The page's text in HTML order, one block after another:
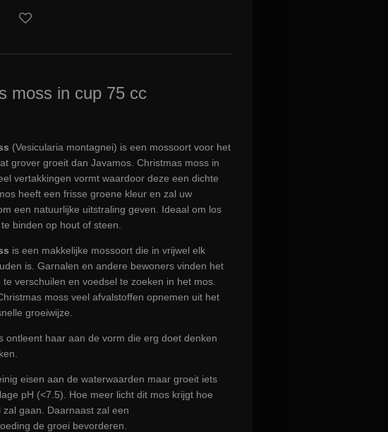
moss in cup 75 cc
(Vesicularia montagnei) is een mossoort voor het
grover groeit dan Javamos. Christmas moss in
vertakkingen vormt waardoor deze een dichte
heeft een frisse groene kleur en zal uw
een natuurlijke uitstraling geven. Ideaal om los
binden op hout of steen.
is een makkelijke mossoort die in vrijwel elk
is. Garnalen en andere bewoners vinden het
te verschuilen en voedsel te zoeken in het mos.
moss veel afvalstoffen opnemen uit het
groeiwijze.
ontleent haar aan de vorm die erg doet denken
eisen aan de waterwaarden maar groeit iets
pH (<7.5). Hoe meer licht dit mos krijgt hoe
gaan. Daarnaast zal een
de groei bevorderen.